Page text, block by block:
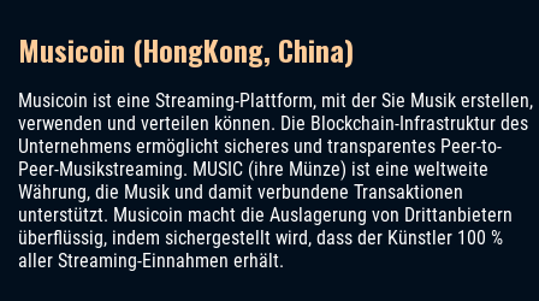
Musicoin (HongKong, China)
Musicoin ist eine Streaming-Plattform, mit der Sie Musik erstellen,
verwenden und verteilen können. Die Blockchain-Infrastruktur des
Unternehmens ermöglicht sicheres und transparentes Peer-to-
Peer-Musikstreaming. MUSIC (ihre Münze) ist eine weltweite
Währung, die Musik und damit verbundene Transaktionen
unterstützt. Musicoin macht die Auslagerung von Drittanbietern
überflüssig, indem sichergestellt wird, dass der Künstler 100 %
aller Streaming-Einnahmen erhält.